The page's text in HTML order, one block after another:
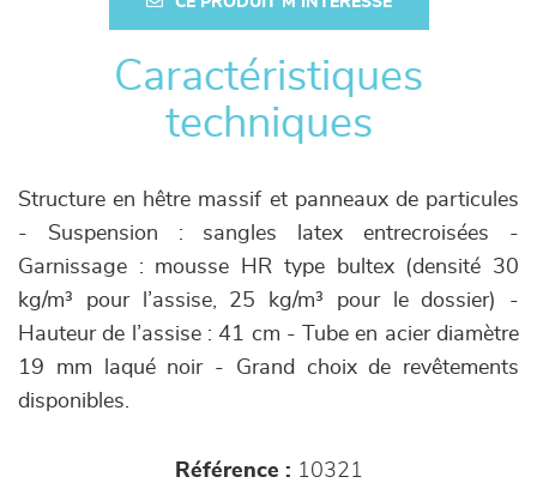
Caractéristiques
techniques
Structure en hêtre massif et panneaux de particules
- Suspension : sangles latex entrecroisées -
Garnissage : mousse HR type bultex (densité 30
kg/m³ pour l’assise, 25 kg/m³ pour le dossier) -
Hauteur de l’assise : 41 cm - Tube en acier diamètre
19 mm laqué noir - Grand choix de revêtements
disponibles.
Référence : 10321